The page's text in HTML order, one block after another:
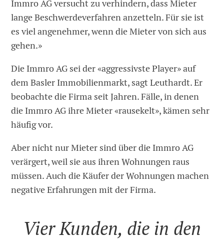
Immro AG versucht zu verhindern, dass Mieter
lange Beschwerdeverfahren anzetteln. Für sie ist
es viel angenehmer, wenn die Mieter von sich aus
gehen.»
Die Immro AG sei der «aggressivste Player» auf
dem Basler Immobilienmarkt, sagt Leuthardt. Er
beobachte die Firma seit Jahren. Fälle, in denen
die Immro AG ihre Mieter «rausekelt», kämen sehr
häufig vor.
Aber nicht nur Mieter sind über die Immro AG
verärgert, weil sie aus ihren Wohnungen raus
müssen. Auch die Käufer der Wohnungen machen
negative Erfahrungen mit der Firma.
Vier Kunden, die in den